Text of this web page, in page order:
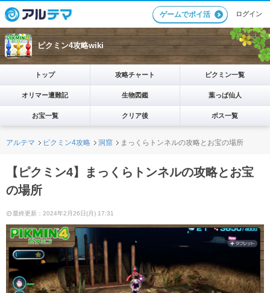
ゲームでポイ活 ログイン
ピクミン4攻略wiki
トップ 攻略チャート ピクミン一覧
オリマー遭難記 生物図鑑 葉っぱ仙人
お宝一覧 クリア後 ボス一覧
アルテマ ピクミン4攻略 洞窟 まっくらトンネルの攻略とお宝の場所
【ピクミン4】まっくらトンネルの攻略とお宝
の場所
最終更新：2024年2月26日(月) 17:31